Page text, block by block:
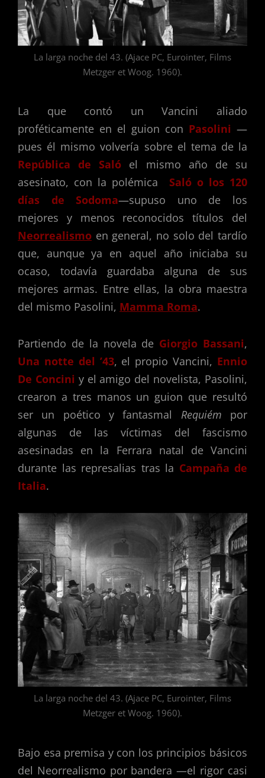
La larga noche del 43. (Ajace PC, Eurointer, Films
Metzger et Woog. 1960).
La que contó un Vancini aliado
proféticamente en el guion con Pasolini —
pues él mismo volvería sobre el tema de la
República de Saló el mismo año de su
asesinato, con la polémica Saló o los 120
días de Sodoma—supuso uno de los
mejores y menos reconocidos títulos del
Neorrealismo en general, no solo del tardío
que, aunque ya en aquel año iniciaba su
ocaso, todavía guardaba alguna de sus
mejores armas. Entre ellas, la obra maestra
del mismo Pasolini, Mamma Roma.
Partiendo de la novela de Giorgio Bassani,
Una notte del ’43, el propio Vancini, Ennio
De Concini y el amigo del novelista, Pasolini,
crearon a tres manos un guion que resultó
ser un poético y fantasmal Requiém por
algunas de las víctimas del fascismo
asesinadas en la Ferrara natal de Vancini
durante las represalias tras la Campaña de
Italia.
La larga noche del 43. (Ajace PC, Eurointer, Films
Metzger et Woog. 1960).
Bajo esa premisa y con los principios básicos
del Neorrealismo por bandera —el rigor casi